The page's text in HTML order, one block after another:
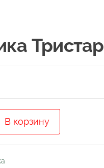
Тристар
В корзину